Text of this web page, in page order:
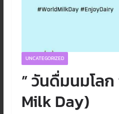
UNCATEGORIZED
” วันดื่มนมโลก
Milk Day)